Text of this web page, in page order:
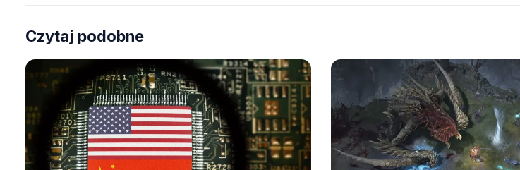
Czytaj podobne